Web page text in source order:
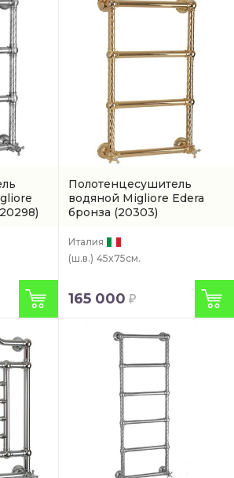
Полотенцесушитель
водяной Migliore Edera
бронза (20303)
Италия
(ш.в.) 45x75см.
165 000